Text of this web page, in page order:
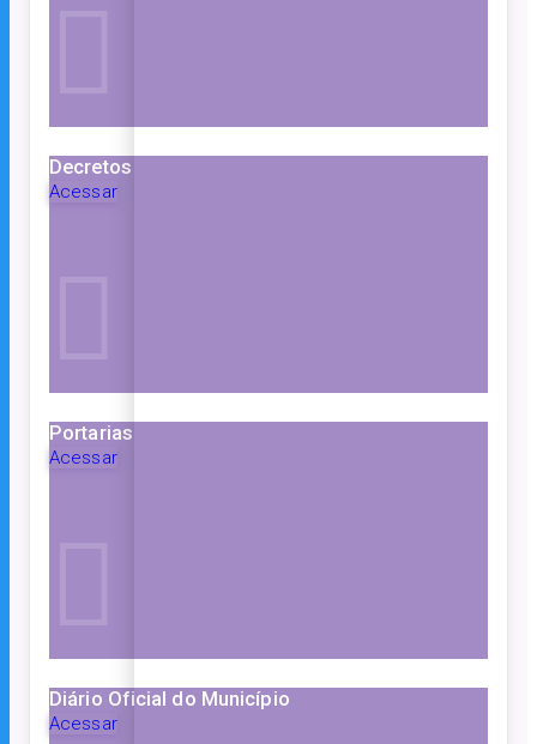
Decretos
Acessar
Portarias
Acessar
Diário Oficial do Município
Acessar